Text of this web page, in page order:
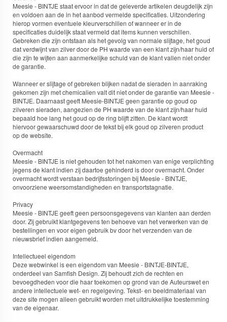
Meesie - BINTJE staat ervoor in dat de geleverde artikelen deugdelijk zijn
en voldoen aan de in het aanbod vermelde specificaties. Uitzondering
hierop vormen eventuele kleurverschillen of wanneer er in de
specificaties duidelijk staat vermeld dat items kunnen verschillen.
Gebreken die zijn ontstaan als het gevolg van normale slijtage, het goud
dat verdwijnt van zilver door de PH waarde van een klant zijn/haar huid of
die zijn te wijten aan aanmerkelijke schuld van de klant vallen niet onder
de garantie.
Wanneer er slijtage of gebreken blijken nadat de sieraden in aanraking
gekomen zijn met chemicalien valt dit niet onder de garantie van Meesie -
BINTJE. Daarnaast geeft Meesie-BINTJE geen garantie op goud op
zilveren sieraden, aangezien de PH waarde van de klant zijn/haar huid
bepaald hoe lang het goud op de ring blijft zitten. De klant wordt
hiervoor gewaarschuwd door de tekst bij elk goud op zilveren product
op de website.
Overmacht
Meesie - BINTJE is niet gehouden tot het nakomen van enige verplichting
jegens de klant indien zij daartoe gehinderd is door overmacht. Onder
overmacht wordt verstaan bedrijfsstoringen bij Meesie - BINTJE,
onvoorziene weersomstandigheden en transportstagnatie.
Privacy
Meesie - BINTJE geeft geen persoonsgegevens van klanten aan derden
door. Zij gebruikt klantgegevens ten behoeve van het verwerken van de
bestellingen en voor eigen gebruik bv door het verzenden van de
nieuwsbrief indien aangemeld.
Intellectueel eigendom
Deze webwinkel is een eigendom van Meesie - BINTJE-BINTJE,
onderdeel van Samfish Design. Zij behoudt zich de rechten en
bevoegdheden voor die haar toekomen op grond van de Auteurswet en
andere intellectuele wet- en regelgeving. Tekst- en beeldmateriaal van
deze site mogen alleen gebruikt worden met uitdrukkelijke toestemming
van de eigenaar.